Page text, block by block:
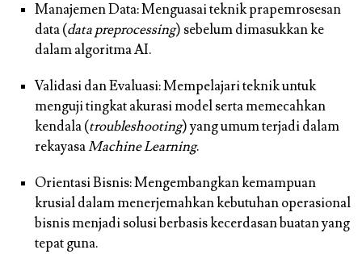
Manajemen Data: Menguasai teknik prapemrosesan
data (data preprocessing) sebelum dimasukkan ke
dalam algoritma AI.
Validasi dan Evaluasi: Mempelajari teknik untuk
menguji tingkat akurasi model serta memecahkan
kendala (troubleshooting) yang umum terjadi dalam
rekayasaMachine Learning.
Orientasi Bisnis: Mengembangkan kemampuan
krusial dalam menerjemahkan kebutuhan operasional
bisnis menjadi solusi berbasis kecerdasan buatan yang
tepat guna.